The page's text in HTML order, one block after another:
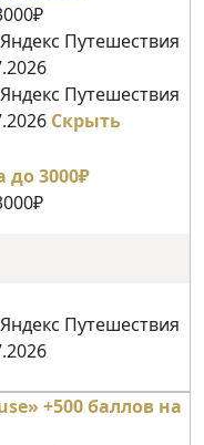
Путешествия
Путешествия
Скрыть
Путешествия